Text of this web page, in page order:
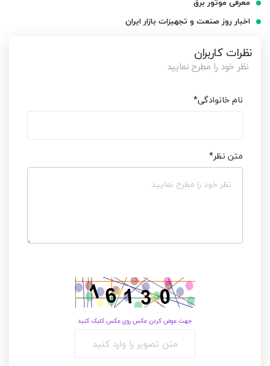
اخبار روز صنعت و تجهیزات بازار ایران
نظرات کاربران
نظر خود را مطرح نمایید
نام خانوادگی*
متن نظر*
جهت عوض کردن عکس روی عکس کلیک کنید